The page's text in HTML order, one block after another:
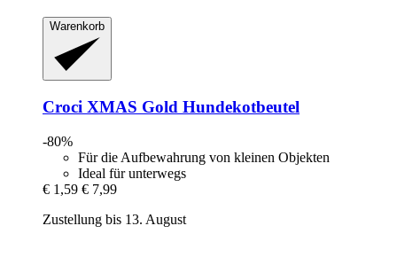
Warenkorb
Croci XMAS Gold Hundekotbeutel
-80%
Für die Aufbewahrung von kleinen Objekten
Ideal für unterwegs
€ 1,59 € 7,99
Zustellung bis 13. August